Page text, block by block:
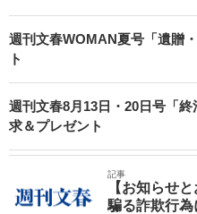
週刊文春WOMAN夏号「遺贈
ト
週刊文春8月13日・20日号「
求＆プレゼント
記事
【お知らせ
騙る詐欺行